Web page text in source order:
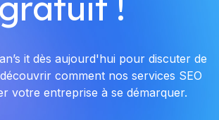
it dès aujourd'hui pour discuter de
comment nos services SEO
votre entreprise à se démarquer.